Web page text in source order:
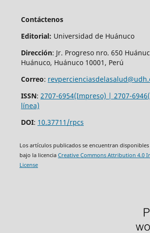
Contáctenos
Editorial: Universidad de Huánuco
Dirección: Jr. Progreso nro. 650
Huánuco, Huánuco 10001, Perú
Correo:
ISSN: 2707-6954(Impreso) | 2707-
línea)
DOI: 10.37711/rpcs
Los artículos publicados se encuentran
bajo la licencia Creative Commons Attribution 4.0
License